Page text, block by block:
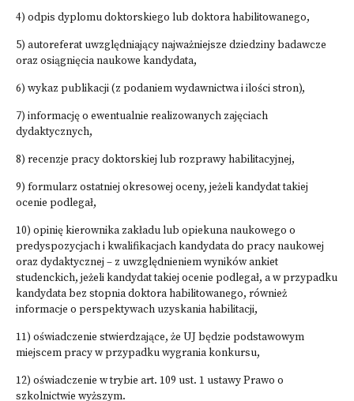
4) odpis dyplomu doktorskiego lub doktora habilitowanego,
5) autoreferat uwzględniający najważniejsze dziedziny badawcze
oraz osiągnięcia naukowe kandydata,
6) wykaz publikacji (z podaniem wydawnictwa i ilości stron),
7) informację o ewentualnie realizowanych zajęciach
dydaktycznych,
8) recenzje pracy doktorskiej lub rozprawy habilitacyjnej,
9) formularz ostatniej okresowej oceny, jeżeli kandydat takiej
ocenie podlegał,
10) opinię kierownika zakładu lub opiekuna naukowego o
predyspozycjach i kwalifikacjach kandydata do pracy naukowej
oraz dydaktycznej – z uwzględnieniem wyników ankiet
studenckich, jeżeli kandydat takiej ocenie podlegał, a w przypadku
kandydata bez stopnia doktora habilitowanego, również
informacje o perspektywach uzyskania habilitacji,
11) oświadczenie stwierdzające, że UJ będzie podstawowym
miejscem pracy w przypadku wygrania konkursu,
12) oświadczenie w trybie art. 109 ust. 1 ustawy Prawo o
szkolnictwie wyższym.